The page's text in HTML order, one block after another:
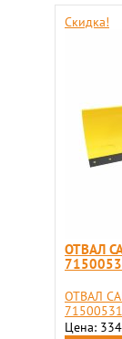
Скидка!
ОТВАЛ
ОТВАЛ
Цена: